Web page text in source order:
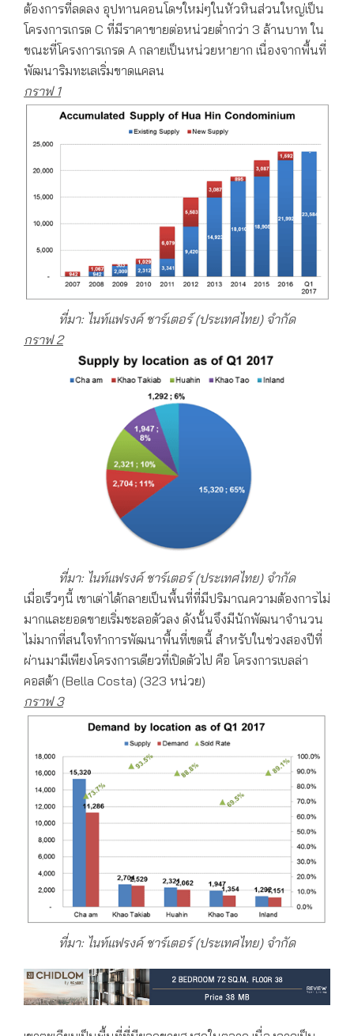
ต้องการที่ลดลง อุปทานคอนโดฯใหม่ๆในหัวหินส่วนใหญ่เป็น
โครงการเกรด C ที่มีราคาขายต่อหน่วยต่ำกว่า 3 ล้านบาท ใน
ขณะที่โครงการเกรด A กลายเป็นหน่วยหายาก เนื่องจากพื้นที่
พัฒนาริมทะเลเริ่มขาดแคลน
กราฟ1
ที่มา: ไนท์แฟรงค์ ชาร์เตอร์(ประเทศไทย) จำกัด
กราฟ2
ที่มา: ไนท์แฟรงค์ ชาร์เตอร์(ประเทศไทย) จำกัด
เมื่อเร็วๆนี้ เขาเต่าได้กลายเป็นพื้นที่ที่มีปริมาณความต้องการไม่
มากและยอดขายเริ่มชะลอตัวลง ดังนั้นจึงมีนักพัฒนาจำนวน
ไม่มากที่สนใจทำการพัฒนาพื้นที่เขตนี้ สำหรับในช่วงสองปีที่
ผ่านมามีเพียงโครงการเดียวที่เปิดตัวไป คือ โครงการเบลล่า
คอสต้า (Bella Costa) (323 หน่วย)
กราฟ3
ที่มา: ไนท์แฟรงค์ ชาร์เตอร์(ประเทศไทย) จำกัด